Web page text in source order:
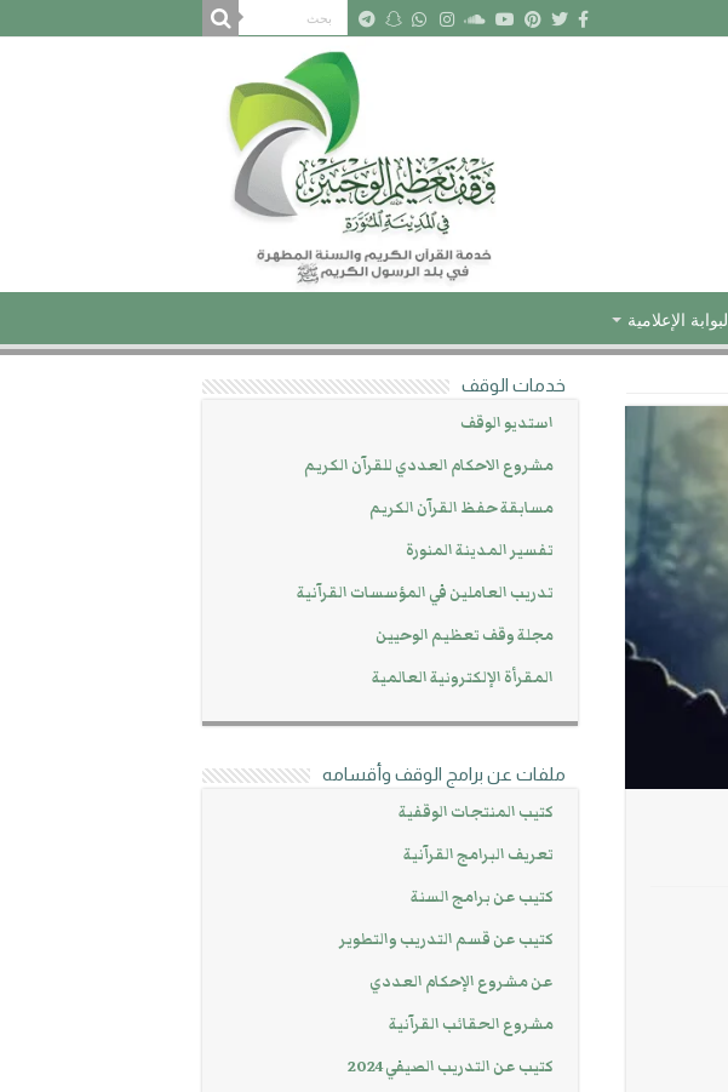
البوابة الإعلامية
خدمات الوقف
استديو الوقف
مشروع الاحكام العددي للقرآن الكريم
مسابقة حفظ القرآن الكريم
تفسير المدينة المنورة
تدريب العاملين في المؤسسات القرآنية
مجلة وقف تعظيم الوحيين
المقرأة الإلكترونية العالمية
ملفات عن برامج الوقف وأقسامه
كتيب المنتجات الوقفية
تعريف البرامج القرآنية
كتيب عن برامج السنة
كتيب عن قسم التدريب والتطوير
عن مشروع الإحكام العددي
مشروع الحقائب القرآنية
كتيب عن التدريب الصيفي 2024